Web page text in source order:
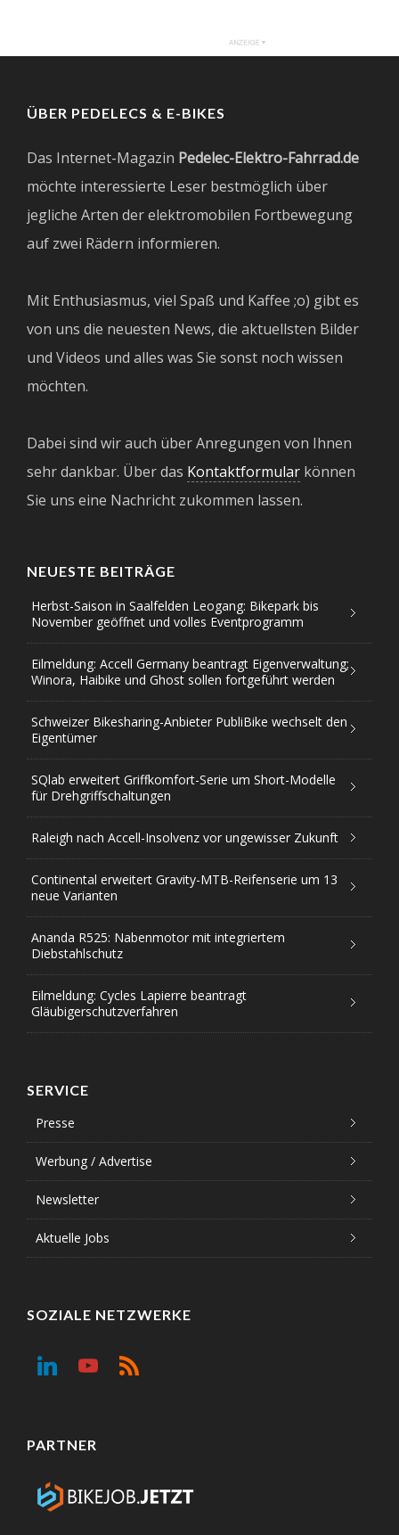
ÜBER PEDELECS & E-BIKES
Das Internet-Magazin Pedelec-Elektro-Fahrrad.de
möchte interessierte Leser bestmöglich über
jegliche Arten der elektromobilen Fortbewegung
auf zwei Rädern informieren.
Mit Enthusiasmus, viel Spaß und Kaffee ;o) gibt es
von uns die neuesten News, die aktuellsten Bilder
und Videos und alles was Sie sonst noch wissen
möchten.
Dabei sind wir auch über Anregungen von Ihnen
sehr dankbar. Über das Kontaktformular können
Sie uns eine Nachricht zukommen lassen.
NEUESTE BEITRÄGE
Herbst-Saison in Saalfelden Leogang: Bikepark bis
November geöffnet und volles Eventprogramm
Eilmeldung: Accell Germany beantragt Eigenverwaltung;
Winora, Haibike und Ghost sollen fortgeführt werden
Schweizer Bikesharing-Anbieter PubliBike wechselt den
Eigentümer
SQlab erweitert Griffkomfort-Serie um Short-Modelle
für Drehgriffschaltungen
Raleigh nach Accell-Insolvenz vor ungewisser Zukunft
Continental erweitert Gravity-MTB-Reifenserie um 13
neue Varianten
Ananda R525: Nabenmotor mit integriertem
Diebstahlschutz
Eilmeldung: Cycles Lapierre beantragt
Gläubigerschutzverfahren
SERVICE
Presse
Werbung / Advertise
Newsletter
Aktuelle Jobs
SOZIALE NETZWERKE
PARTNER